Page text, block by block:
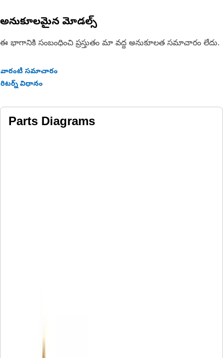
అనుకూలమైన మోడల్స్
ఈ భాగానికి సంబంధించి ప్రస్తుతం మా వద్ద అనుకూలత సమాచారం లేదు.
వారంటీ సమాచారం
రిటర్న్ విధానం
Parts Diagrams